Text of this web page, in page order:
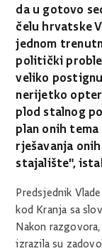
da u gotovo
čelu hrvatske
jednom
politički
veliko
nerijetko
plod stalnog
plan onih
rješavanja
stajalište",
Predsjednik
kod Kranja sa
Nakon
izrazila su